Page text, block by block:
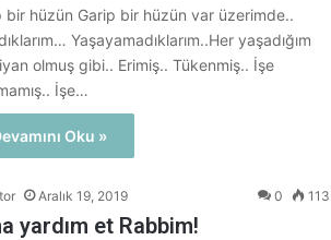
bir hüzün Garip bir hüzün var üzerimde..
Yaşayamadıklarım..Her yaşadığım
olmuş gibi.. Erimiş.. Tükenmiş.. İşe
İşe…
Oku »
Aralık 19, 2019 0 113
yardım et Rabbim!